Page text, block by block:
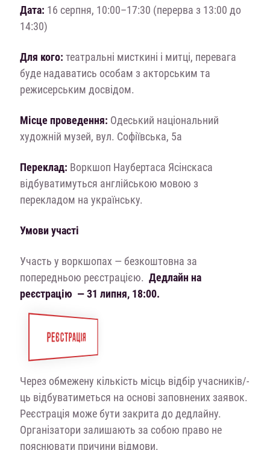
Дата: 16 серпня, 10:00–17:30 (перерва з 13:00 до
14:30)
Для кого: театральні мисткині і митці, перевага
буде надаватись особам з акторським та
режисерським досвідом.
Місце проведення: Одеський національний
художній музей, вул. Софіївська, 5а
Переклад: Воркшоп Наубертаса Ясінскаса
відбуватимуться англійською мовою з
перекладом на українську.
Умови участі
Участь у воркшопах — безкоштовна за
попередньою реєстрацією. Дедлайн на
реєстрацію — 31 липня, 18:00.
РЕЄСТРАЦІЯ
Через обмежену кількість місць відбір учасників/-
ць відбуватиметься на основі заповнених заявок.
Реєстрація може бути закрита до дедлайну.
Організатори залишають за собою право не
пояснювати причини відмови.